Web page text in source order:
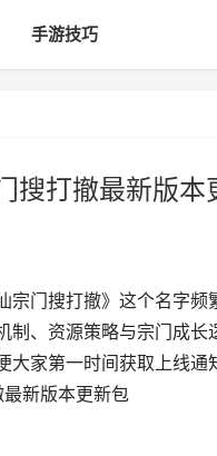
手游技巧
搜打撤最新版本
门搜打撤》这个名字
、资源策略与宗门成
家第一时间获取上线
新版本更新包